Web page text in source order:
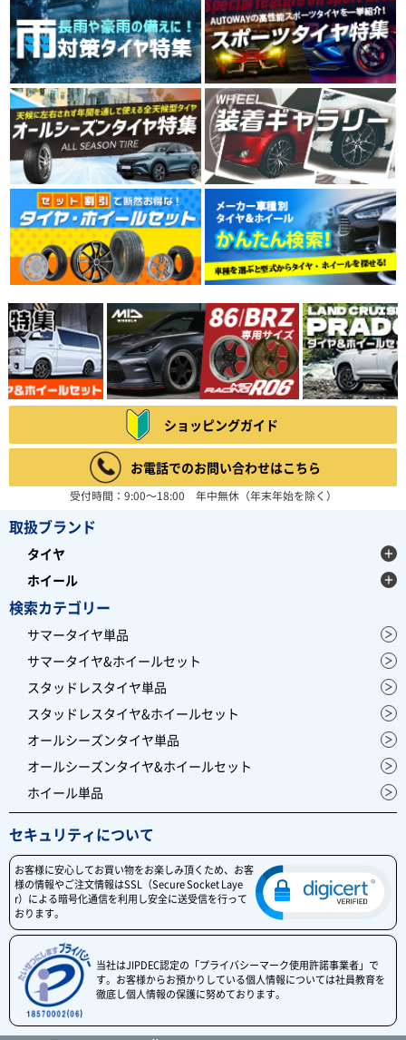
ショッピングガイド
お電話でのお問い合わせはこちら
受付時間：9:00～18:00 年中無休（年末年始を除く）
取扱ブランド
タイヤ
ホイール
検索カテゴリー
サマータイヤ単品
サマータイヤ&ホイールセット
スタッドレスタイヤ単品
スタッドレスタイヤ&ホイールセット
オールシーズンタイヤ単品
オールシーズンタイヤ&ホイールセット
ホイール単品
セキュリティについて
お客様に安心してお買い物をお楽しみ頂くため、お客
様の情報やご注文情報はSSL（Secure Socket Laye
r）による暗号化通信を利用し安全に送受信を行って
おります。
当社はJIPDEC認定の「プライバシーマーク使用許諾事業者」で
す。お客様からお預かりしている個人情報については社員教育を
徹底し個人情報の保護に努めております。